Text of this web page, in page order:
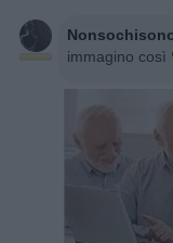
immagino così